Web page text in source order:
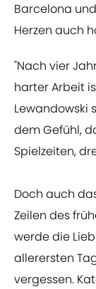
Barcelona
Herzen auch
"Nach vier
harter Arbeit
Lewandowski
dem Gefühl,
Spielzeiten,
Doch auch
Zeilen des
werde die
allerersten
vergessen.